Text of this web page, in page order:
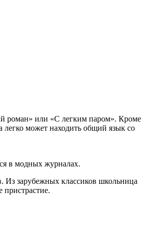
роман» или «С легким паром». Кроме
легко может находить общий язык со
в модных журналах.
Из зарубежных классиков школьница